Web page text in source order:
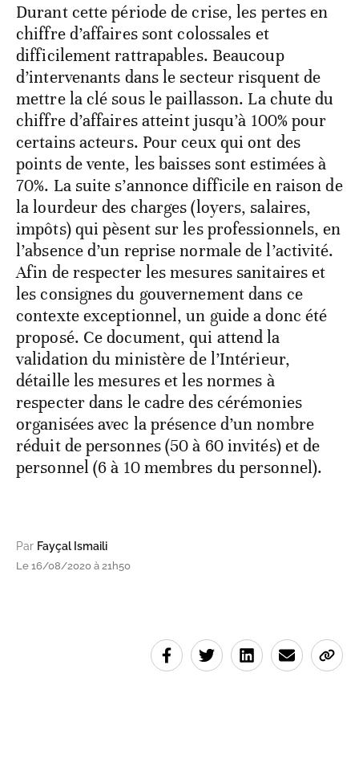
Durant cette période de crise, les pertes en
chiffre d’affaires sont colossales et
difficilement rattrapables. Beaucoup
d’intervenants dans le secteur risquent de
mettre la clé sous le paillasson. La chute du
chiffre d’affaires atteint jusqu’à 100% pour
certains acteurs. Pour ceux qui ont des
points de vente, les baisses sont estimées à
70%. La suite s’annonce difficile en raison de
la lourdeur des charges (loyers, salaires,
impôts) qui pèsent sur les professionnels, en
l’absence d’un reprise normale de l’activité.
Afin de respecter les mesures sanitaires et
les consignes du gouvernement dans ce
contexte exceptionnel, un guide a donc été
proposé. Ce document, qui attend la
validation du ministère de l’Intérieur,
détaille les mesures et les normes à
respecter dans le cadre des cérémonies
organisées avec la présence d’un nombre
réduit de personnes (50 à 60 invités) et de
personnel (6 à 10 membres du personnel).
Par Fayçal Ismaili
Le 16/08/2020 à 21h50